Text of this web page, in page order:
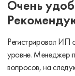
Очень
Регистрировал ИП
уровне. Менеджер
вопросов, на